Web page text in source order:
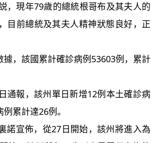
現年79歲的總統根哥布及其夫人的
目前總統及其夫人精神狀態良好，正
，該國累計確診病例53603例，累計
報，該州單日新增12例本土確診病
累計達26例。
宣佈，從27日開始，該州將進入為